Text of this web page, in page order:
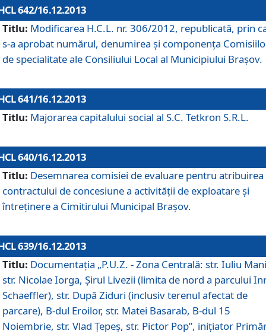
642/16.12.2013
Titlu: Modificarea H.C.L. nr. 306/2012, republicată, prin
s-a aprobat numărul, denumirea şi componenţa
de specialitate ale Consiliului Local al Municipiului Braşov.
641/16.12.2013
Titlu: Majorarea capitalului social al S.C. Tetkron S.R.L.
640/16.12.2013
Titlu: Desemnarea comisiei de evaluare pentru atribuirea
contractului de concesiune a activităţii de exploatare şi
întreţinere a Cimitirului Municipal Braşov.
639/16.12.2013
Titlu: Documentaţia „P.U.Z. - Zona Centrală: str. Iuliu
str. Nicolae Iorga, Şirul Livezii (limita de nord a parcului
Schaeffler), str. După Ziduri (inclusiv terenul afectat de
parcare), B-dul Eroilor, str. Matei Basarab, B-dul 15
Noiembrie, str. Vlad Ţepeş, str. Pictor Pop”, iniţiator